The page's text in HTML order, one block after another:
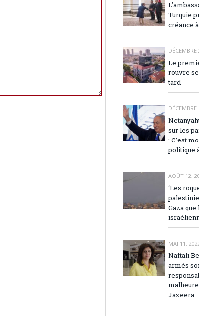
Turquie
créance
DÉCEMBRE
Le
rouvre
tard
DÉCEMBRE
sur les
: C’est
politique
AOÛT 12,
‘Les
Gaza
MAI 11,
Naftali
armés
Jazeera